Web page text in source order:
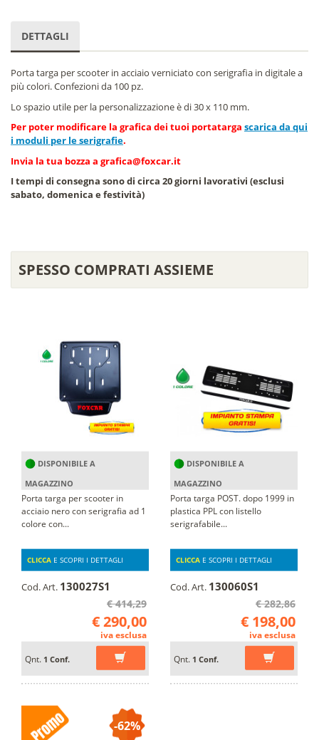
DETTAGLI
Porta targa per scooter in acciaio verniciato con serigrafia in digitale a
più colori. Confezioni da 100 pz.
Lo spazio utile per la personalizzazione è di 30 x 110 mm.
Per poter modificare la grafica dei tuoi portatarga scarica da qui
i moduli per le serigrafie.
Invia la tua bozza a grafica@foxcar.it
I tempi di consegna sono di circa 20 giorni lavorativi (esclusi
sabato, domenica e festività)
SPESSO COMPRATI ASSIEME
DISPONIBILE A
MAGAZZINO
Porta targa per scooter in
acciaio nero con serigrafia ad 1
colore con...
CLICCA E SCOPRI I DETTAGLI
Cod. Art. 130027S1
€ 414,29
€ 290,00
iva esclusa
Qnt. 1 Conf.
DISPONIBILE A
MAGAZZINO
Porta targa POST. dopo 1999 in
plastica PPL con listello
serigrafabile...
CLICCA E SCOPRI I DETTAGLI
Cod. Art. 130060S1
€ 282,86
€ 198,00
iva esclusa
Qnt. 1 Conf.
-62%